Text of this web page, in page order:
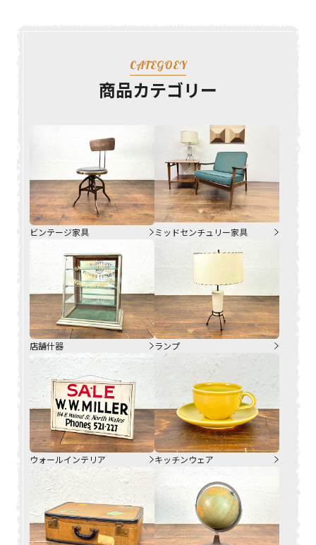
CATEGOEY
商品カテゴリー
ビンテージ家具 ミッドセンチュリー家具
店舗什器 ランプ
ウォールインテリア キッチンウェア